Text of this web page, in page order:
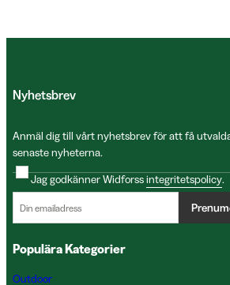
Nyhetsbrev
Anmäl dig till vårt nyhetsbrev för att få
senaste nyheterna.
Jag godkänner Widforssintegritetspolicy.
Populära Kategorier
Outdoor